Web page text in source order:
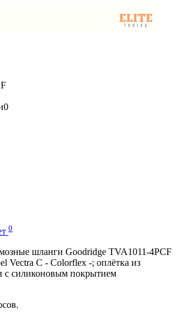
0
0
шланги Goodridge TVA1011-4PCF
Vectra C - Colorflex -; оплётка из
с силиконовым покрытием